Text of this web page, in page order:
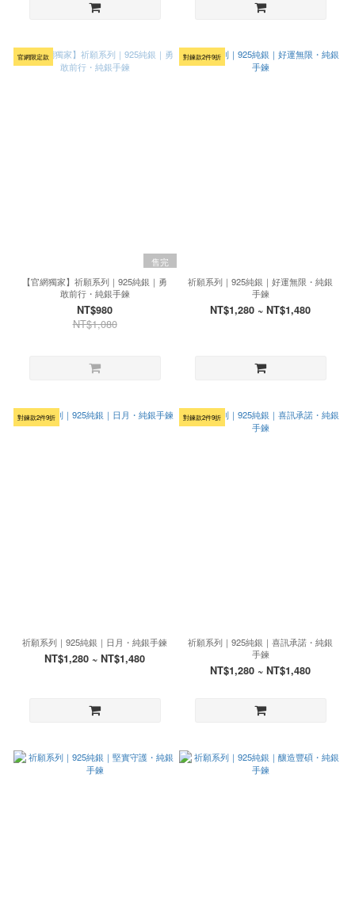
官網限定款
售完
【官網獨家】祈願系列｜925純銀｜勇
敢前行・純銀手鍊
NT$980
NT$1,080
對鍊款2件9折
祈願系列｜925純銀｜好運無限・純銀
手鍊
NT$1,280 ~ NT$1,480
對鍊款2件9折
祈願系列｜925純銀｜日月・純銀手鍊
NT$1,280 ~ NT$1,480
對鍊款2件9折
祈願系列｜925純銀｜喜訊承諾・純銀
手鍊
NT$1,280 ~ NT$1,480